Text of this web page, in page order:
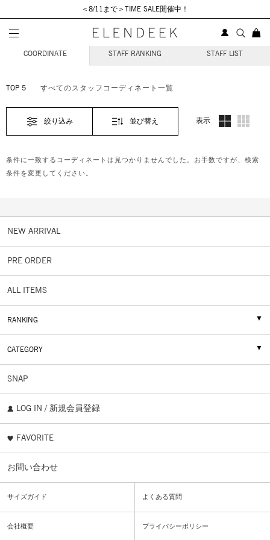
＜8/11まで＞TIME SALE開催中！
STAFF COORDINATE
COORDINATE STAFF RANKING STAFF LIST
TOP 5 すべてのスタッフコーディネート一覧
絞り込み 並び替え 表示
条件に一致するコーディネートは見つかりませんでした。お手数ですが、検索
条件を変更してください。
NEW ARRIVAL
PRE ORDER
ALL ITEMS
RANKING
CATEGORY
SNAP
LOG IN / 新規会員登録
FAVORITE
お問い合わせ
サイズガイド よくある質問
会社概要 プライバシーポリシー